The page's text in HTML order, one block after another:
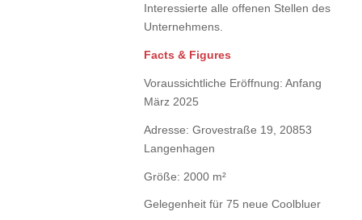
Interessierte alle offenen Stellen des
Unternehmens.
Facts & Figures
Voraussichtliche Eröffnung: Anfang
März 2025
Adresse: Grovestraße 19, 20853
Langenhagen
Größe: 2000 m²
Gelegenheit für 75 neue Coolbluer